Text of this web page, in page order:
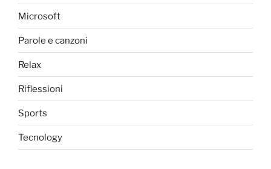
Microsoft
Parole e canzoni
Relax
Riflessioni
Sports
Tecnology